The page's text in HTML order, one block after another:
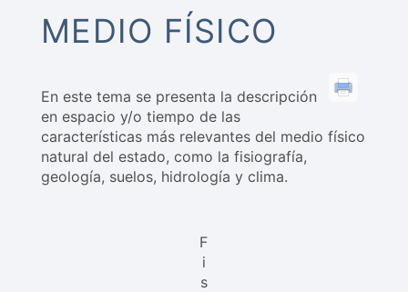
MEDIO FÍSICO
En este tema se presenta la descripción
en espacio y/o tiempo de las
características más relevantes del medio físico
natural del estado, como la fisiografía,
geología, suelos, hidrología y clima.
F
i
s